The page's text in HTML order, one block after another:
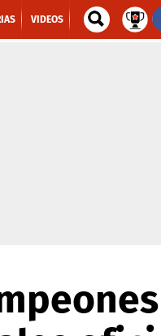
VIDEOS